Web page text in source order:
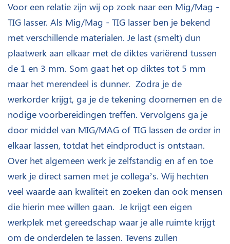
Voor een relatie zijn wij op zoek naar een Mig/Mag -
TIG lasser. Als Mig/Mag - TIG lasser ben je bekend
met verschillende materialen. Je last (smelt) dun
plaatwerk aan elkaar met de diktes variërend tussen
de 1 en 3 mm. Som gaat het op diktes tot 5 mm
maar het merendeel is dunner. Zodra je de
werkorder krijgt, ga je de tekening doornemen en de
nodige voorbereidingen treffen. Vervolgens ga je
door middel van MIG/MAG of TIG lassen de order in
elkaar lassen, totdat het eindproduct is ontstaan.
Over het algemeen werk je zelfstandig en af en toe
werk je direct samen met je collega’s. Wij hechten
veel waarde aan kwaliteit en zoeken dan ook mensen
die hierin mee willen gaan. Je krijgt een eigen
werkplek met gereedschap waar je alle ruimte krijgt
om de onderdelen te lassen. Tevens zullen